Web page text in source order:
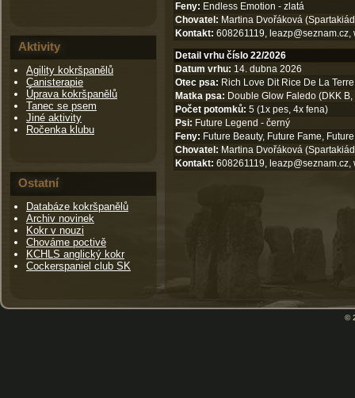
Aktivity
Agility kokršpanělů
Canisterapie
Úprava kokršpanělů
Tanec se psem
Jiné aktivity
Ročenka klubu
Ostatní
Databáze kokršpanělů
Archiv novinek
Kokr v nouzi
Chováme poctivě
KCHLS anglický kokr
Cockerspaniel club SK
Feny: Endless Emotion - zlatá
Chovatel: Martina Dvořáková
Kontakt: 608261119, leazp@seznam.cz,
Detail vrhu číslo 22/2026
Datum vrhu: 14. dubna 2026
Otec psa: Rich Love Dit Rice De La
Matka psa: Double Glow Faledo (DKK
Počet potomků: 5 (1x pes, 4x fena)
Psi: Future Legend - černý
Feny: Future Beauty, Future Fame,
Chovatel: Martina Dvořáková
Kontakt: 608261119, leazp@seznam.cz,
©